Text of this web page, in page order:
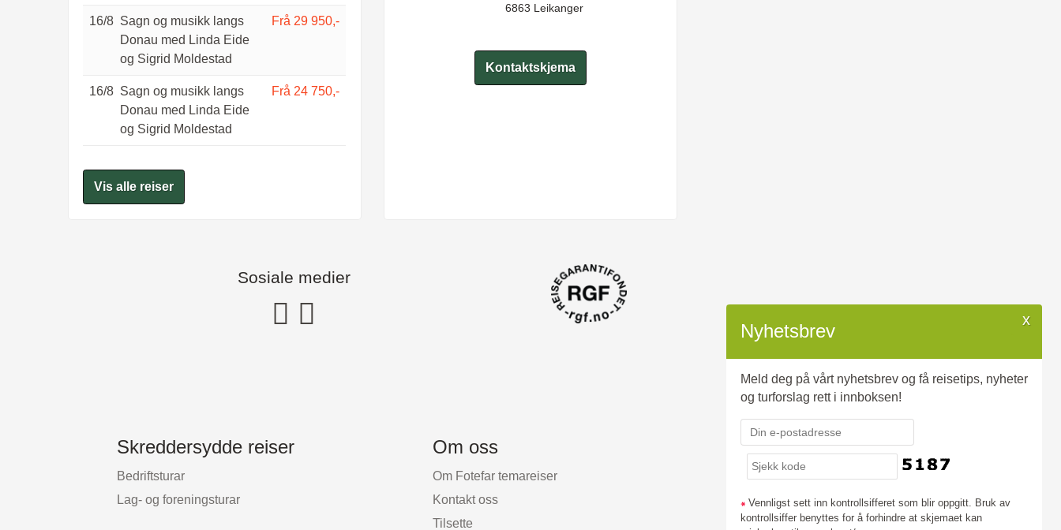
16/8 Sagn og musikk langs
Donau med Linda Eide
og Sigrid Moldestad
Frå 29 950,-
16/8 Sagn og musikk langs
Donau med Linda Eide
og Sigrid Moldestad
Frå 24 750,-
Vis alle reiser
6863 Leikanger
Kontaktskjema
Nyhetsbrev
Meld deg på vårt nyhetsbrev og få reisetips, nyheter
og turforslag rett i innboksen!
Vennligst sett inn kontrollsifferet som blir oppgitt. Bruk av
kontrollsiffer benyttes for å forhindre at skjemaet kan
x
Sosiale medier
Skreddersydde reiser
Bedriftsturar
Lag- og foreningsturar
Om oss
Om Fotefar temareiser
Kontakt oss
Tilsette
Praktisk info
Viktig reiseinformasjon
Våre reisevilkår
Mi side